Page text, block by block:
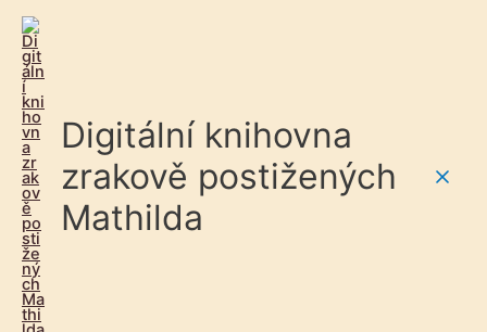
Digitální knihovna
zrakově postižených
Mathilda